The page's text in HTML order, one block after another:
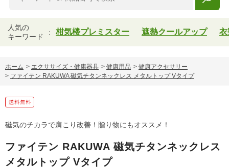
人気の
キーワード
柑気楼プレミスター 遮熱クールアップ 衣
ホーム > エクササイズ・健康器具 > 健康用品 > 健康アクセサリー
> ファイテン RAKUWA 磁気チタンネックレス メタルトップ Vタイプ
磁気のチカラで肩こり改善！贈り物にもオススメ！
ファイテン RAKUWA 磁気チタンネックレス
メタルトップ Vタイプ